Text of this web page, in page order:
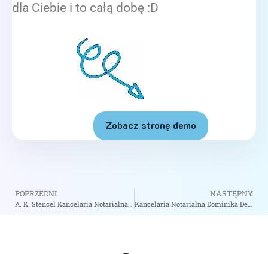
dla Ciebie i to całą dobę :D
Zobacz stronę demo
POPRZEDNI NASTĘPNY
Kancelaria Notarialna Dominika Deda – Notariusz Bielsko-Biała